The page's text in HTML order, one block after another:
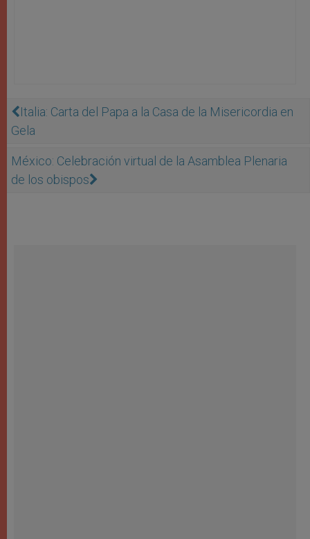
Italia: Carta del Papa a la Casa de la Misericordia en
Gela
México: Celebración virtual de la Asamblea Plenaria
de los obispos